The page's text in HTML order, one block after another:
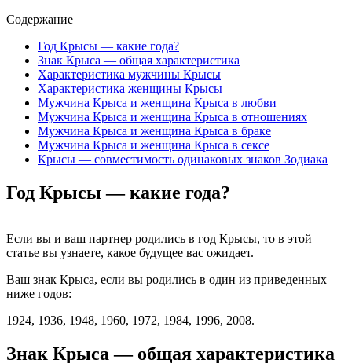
Содержание
Год Крысы — какие года?
Знак Крыса — общая характеристика
Характеристика мужчины Крысы
Характеристика женщины Крысы
Мужчина Крыса и женщина Крыса в любви
Мужчина Крыса и женщина Крыса в отношениях
Мужчина Крыса и женщина Крыса в браке
Мужчина Крыса и женщина Крыса в сексе
Крысы — совместимость одинаковых знаков Зодиака
Год Крысы — какие года?
Если вы и ваш партнер родились в год Крысы, то в этой
статье вы узнаете, какое будущее вас ожидает.
Ваш знак Крыса, если вы родились в один из приведенных
ниже годов:
1924, 1936, 1948, 1960, 1972, 1984, 1996, 2008.
Знак Крыса — общая характеристика